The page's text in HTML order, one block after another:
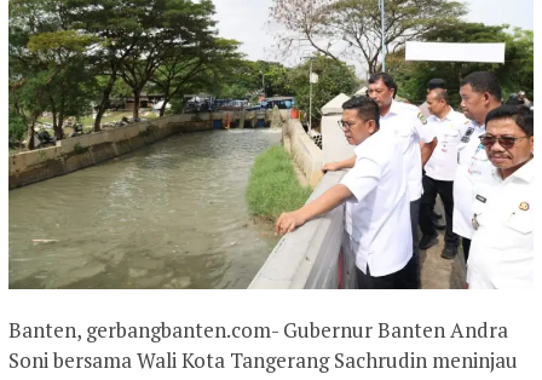
Banten, gerbangbanten.com- Gubernur Banten Andra
Soni bersama Wali Kota Tangerang Sachrudin meninjau